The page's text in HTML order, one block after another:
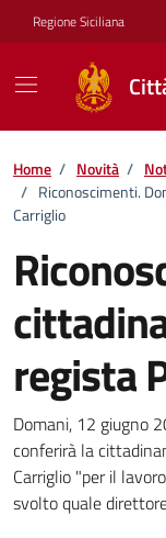
Vai ai contenuti
Vai al footer
Regione Siciliana
Home / Novità /
/ Riconoscimenti.
Carriglio
regista
Dettagli
Domani, 12 giugno
conferirà la
Carriglio "per il
svolto quale